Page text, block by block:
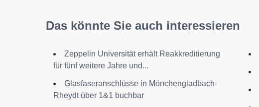
Das könnte Sie auch interessieren
Zeppelin Universität erhält Reakkreditierung
für fünf weitere Jahre und...
Glasfaseranschlüsse in Mönchengladbach-
Rheydt über 1&1 buchbar